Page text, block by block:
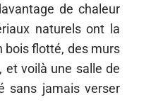
de chaleur
naturels ont la
bois flotté, des murs
et voilà une salle de
sans jamais verser